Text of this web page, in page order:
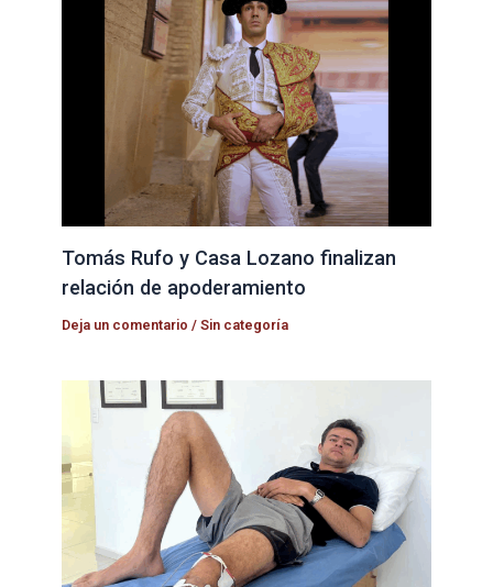
Tomás Rufo y Casa Lozano finalizan
relación de apoderamiento
Deja un comentario /Sin categoría